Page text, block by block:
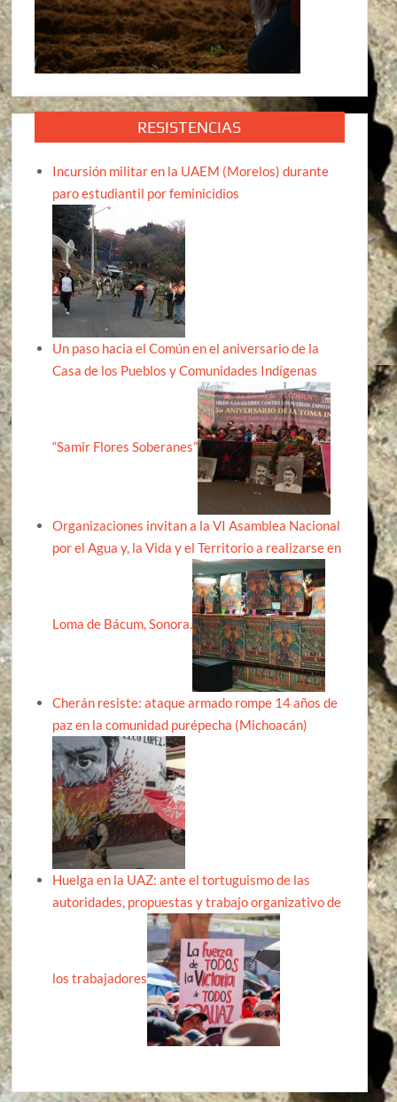
RESISTENCIAS
Incursión militar en la UAEM (Morelos) durante
paro estudiantil por feminicidios
Un paso hacia el Común en el aniversario de la
Casa de los Pueblos y Comunidades Indígenas
“Samir Flores Soberanes”
Organizaciones invitan a la VI Asamblea Nacional
por el Agua y, la Vida y el Territorio a realizarse en
Loma de Bácum, Sonora.
Cherán resiste: ataque armado rompe 14 años de
paz en la comunidad purépecha (Michoacán)
Huelga en la UAZ: ante el tortuguismo de las
autoridades, propuestas y trabajo organizativo de
los trabajadores